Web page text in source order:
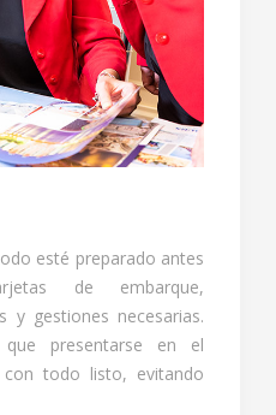
esté preparado antes
de embarque,
y gestiones necesarias.
presentarse en el
todo listo, evitando